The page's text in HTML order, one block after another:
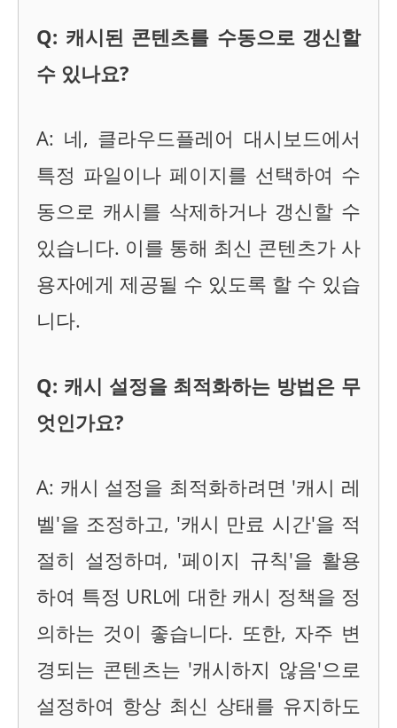
Q: 캐시된 콘텐츠를 수동으로 갱신할
수 있나요?
A: 네, 클라우드플레어 대시보드에서
특정 파일이나 페이지를 선택하여 수
동으로 캐시를 삭제하거나 갱신할 수
있습니다. 이를 통해 최신 콘텐츠가 사
용자에게 제공될 수 있도록 할 수 있습
니다.
Q: 캐시 설정을 최적화하는 방법은 무
엇인가요?
A: 캐시 설정을 최적화하려면 '캐시 레
벨'을 조정하고, '캐시 만료 시간'을 적
절히 설정하며, '페이지 규칙'을 활용
하여 특정 URL에 대한 캐시 정책을 정
의하는 것이 좋습니다. 또한, 자주 변
경되는 콘텐츠는 '캐시하지 않음'으로
설정하여 항상 최신 상태를 유지하도